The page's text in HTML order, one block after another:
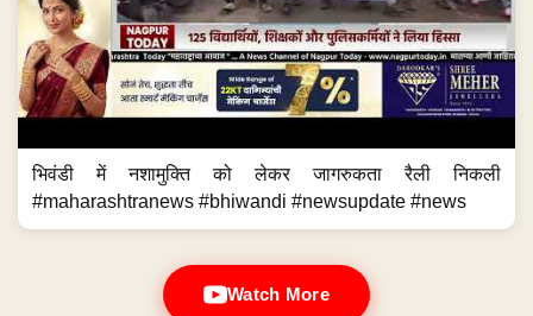
भिवंडी में नशामुक्ति को लेकर जागरुकता रैली निकली
#maharashtranews #bhiwandi #newsupdate #news
Watch More